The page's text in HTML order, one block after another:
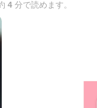
4 分で読めます。